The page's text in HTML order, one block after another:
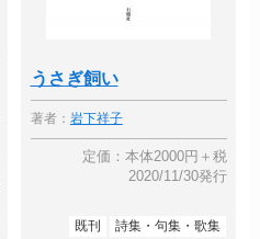
うさぎ飼い
著者： 岩下祥子
定価：本体2000円＋税
2020/11/30発行
既刊 詩集・句集・歌集